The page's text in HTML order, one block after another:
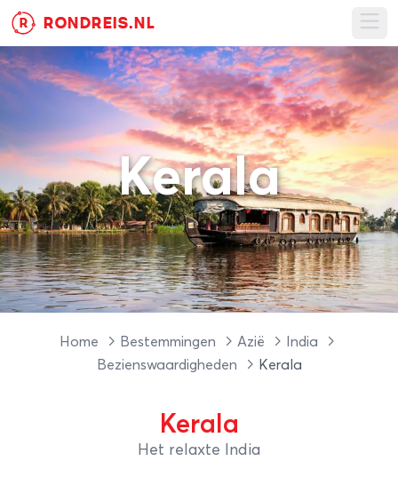
R RONDREIS.NL
Kerala
Home Bestemmingen Azië
India
Bezienswaardigheden
Kerala
Kerala
Het relaxte India